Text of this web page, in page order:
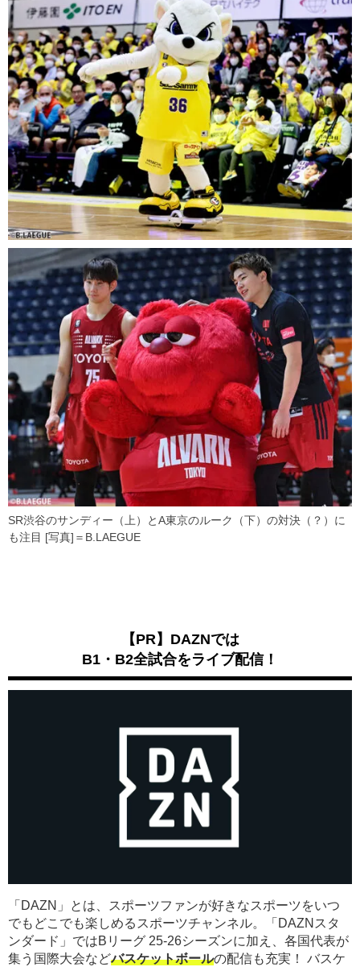
SR渋谷のサンディー（上）とA東京のルーク（下）の対決（？）に
も注目 [写真]＝B.LAEGUE
【PR】DAZNでは
B1・B2全試合をライブ配信！
「DAZN」とは、スポーツファンが好きなスポーツをいつ
でもどこでも楽しめるスポーツチャンネル。「DAZNスタ
ンダード」ではBリーグ 25-26シーズンに加え、各国代表が
集う国際大会などバスケットボールの配信も充実！ バスケ